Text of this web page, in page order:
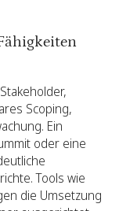
Scoping,
Ein
oder eine
Tools wie
die Umsetzung